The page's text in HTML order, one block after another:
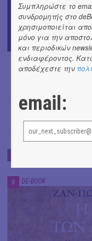
# DE-BOOK
Συμπληρώστε το
συνδρομητής στο
χρησιμοποιείται
μόνο για την
και περιοδικών
ενδιαφέροντος.
αποδέχεστε την
email: